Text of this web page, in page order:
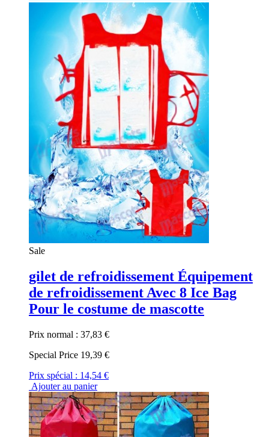
Sale
gilet de refroidissement Équipement
de refroidissement Avec 8 Ice Bag
Pour le costume de mascotte
Prix normal : 37,83 €
Special Price 19,39 €
Prix spécial : 14,54 €
Ajouter au panier